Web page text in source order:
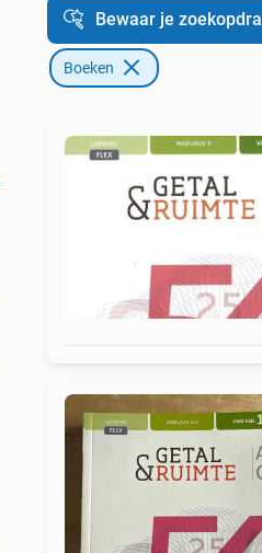
Bewaar je
Boeken